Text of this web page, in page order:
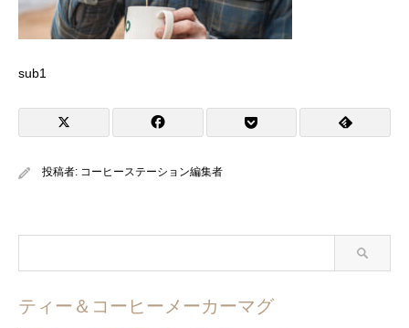
sub1
投稿者: コーヒーステーション編集者
ティー＆コーヒーメーカーマグ